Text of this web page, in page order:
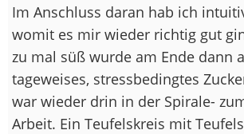
Im Anschluss daran hab ich
womit es mir wieder richtig gut
zu mal süß wurde am Ende dann
tageweises, stressbedingtes
war wieder drin in der Spirale-
Arbeit. Ein Teufelskreis mit